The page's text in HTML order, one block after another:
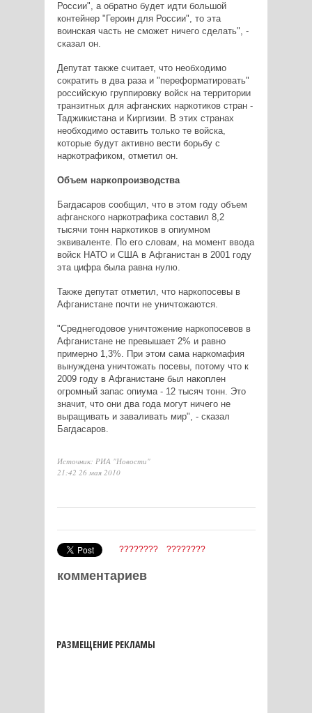
России", а обратно будет идти большой
контейнер "Героин для России", то эта
воинская часть не сможет ничего сделать", -
сказал он.
Депутат также считает, что необходимо
сократить в два раза и "переформатировать"
российскую группировку войск на территории
транзитных для афганских наркотиков стран -
Таджикистана и Киргизии. В этих странах
необходимо оставить только те войска,
которые будут активно вести борьбу с
наркотрафиком, отметил он.
Объем наркопроизводства
Багдасаров сообщил, что в этом году объем
афганского наркотрафика составил 8,2
тысячи тонн наркотиков в опиумном
эквиваленте. По его словам, на момент ввода
войск НАТО и США в Афганистан в 2001 году
эта цифра была равна нулю.
Также депутат отметил, что наркопосевы в
Афганистане почти не уничтожаются.
"Среднегодовое уничтожение наркопосевов в
Афганистане не превышает 2% и равно
примерно 1,3%. При этом сама наркомафия
вынуждена уничтожать посевы, потому что к
2009 году в Афганистане был накоплен
огромный запас опиума - 12 тысяч тонн. Это
значит, что они два года могут ничего не
выращивать и заваливать мир", - сказал
Багдасаров.
Источник: РИА "Новости"
21:42 26 мая 2010
???????? ????????
комментариев
РАЗМЕЩЕНИЕ РЕКЛАМЫ